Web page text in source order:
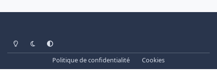
Light ModeDark ModeSystem Preference
Politique de confidentialité
Cookies